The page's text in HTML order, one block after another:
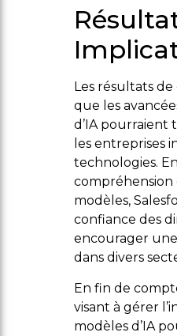
Les résultats
que les
d’IA pourraient
les entreprises
technologies.
compréhension
modèles,
confiance des
encourager
dans divers
En fin de
visant à gérer
modèles d’IA